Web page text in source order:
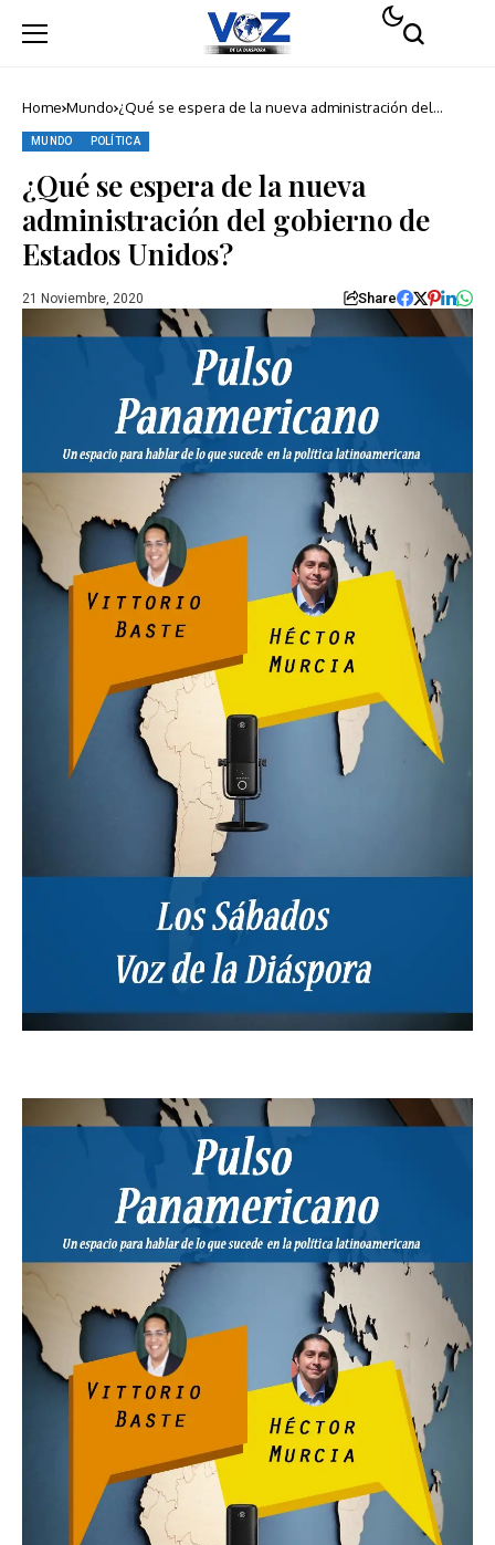
Home Mundo ¿Qué se espera de la nueva administración del
MUNDO POLÍTICA
¿Qué se espera de la nueva
administración del gobierno de
Estados Unidos?
21 Noviembre, 2020 Share